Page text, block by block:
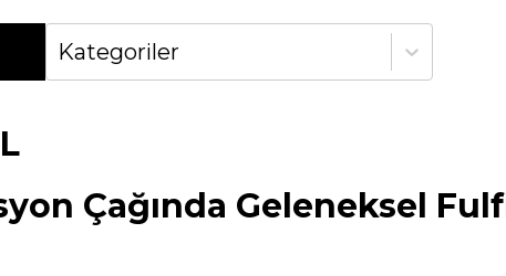
Kategoriler
Çağında Geleneksel